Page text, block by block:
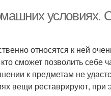
условиях.
относятся к ней
сможет позволить себе
к предметам не
вещи реставрируют, при